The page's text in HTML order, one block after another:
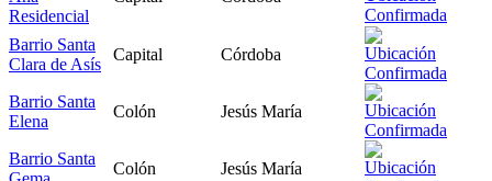
Residencial
Barrio Santa
Clara de Asís
Capital Córdoba
Barrio Santa
Elena
Colón Jesús María
Barrio Santa
Colón Jesús María